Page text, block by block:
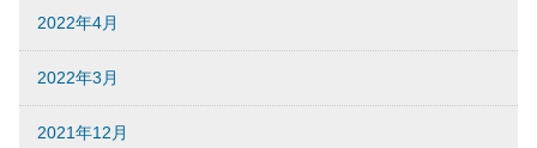
2022年4月
2022年3月
2021年12月